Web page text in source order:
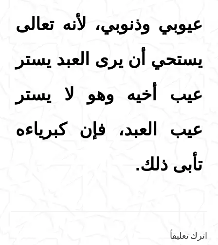
عيوبي وذنوبي، لأنه تعالى
يستحي أن يرى العبد يستر
عيب أخيه وهو لا يستر
عيب العبد، فإن كبرياءه
تأبى ذلك.
اترك تعليقاً